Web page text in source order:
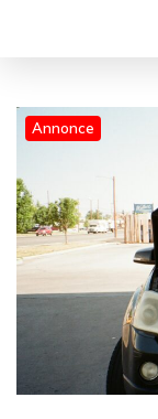
Annonce